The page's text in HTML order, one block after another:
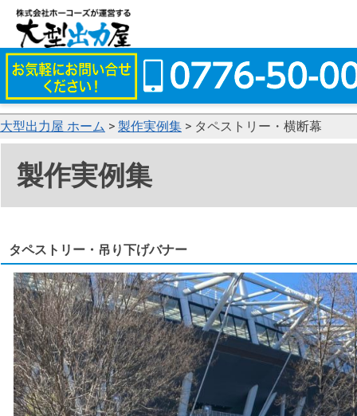
大型出力屋 ホーム > 製作実例集 > タペストリー・横断幕
製作実例集
タペストリー・吊り下げバナー